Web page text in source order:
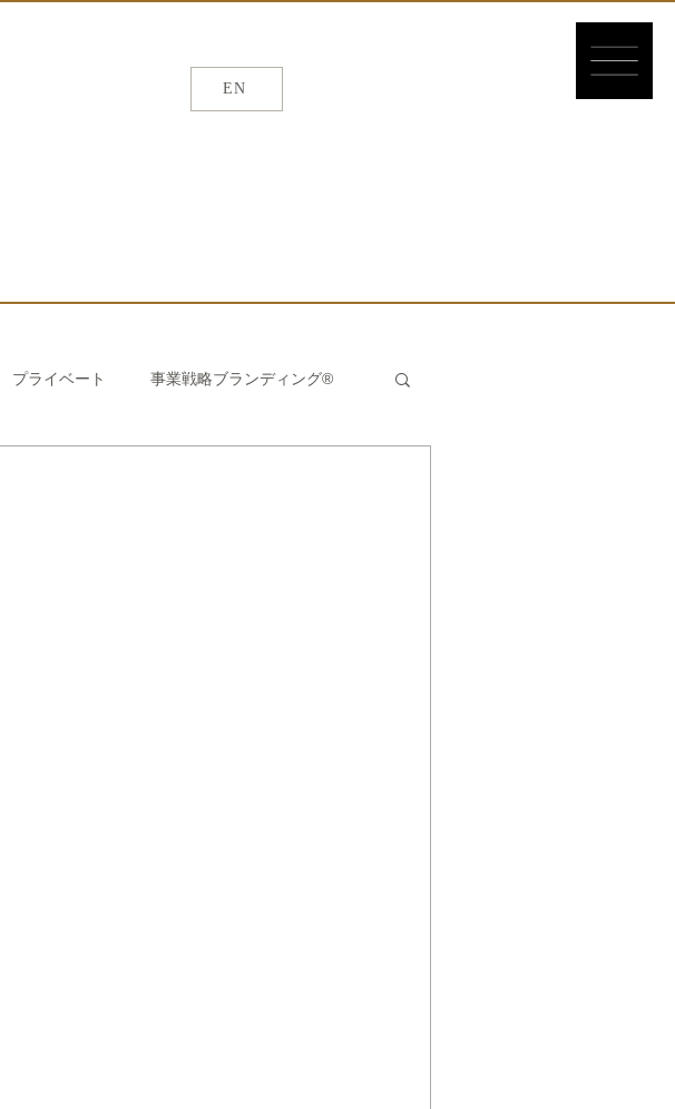
EN 繁体/簡体
プライベート 事業戦略ブランディング®